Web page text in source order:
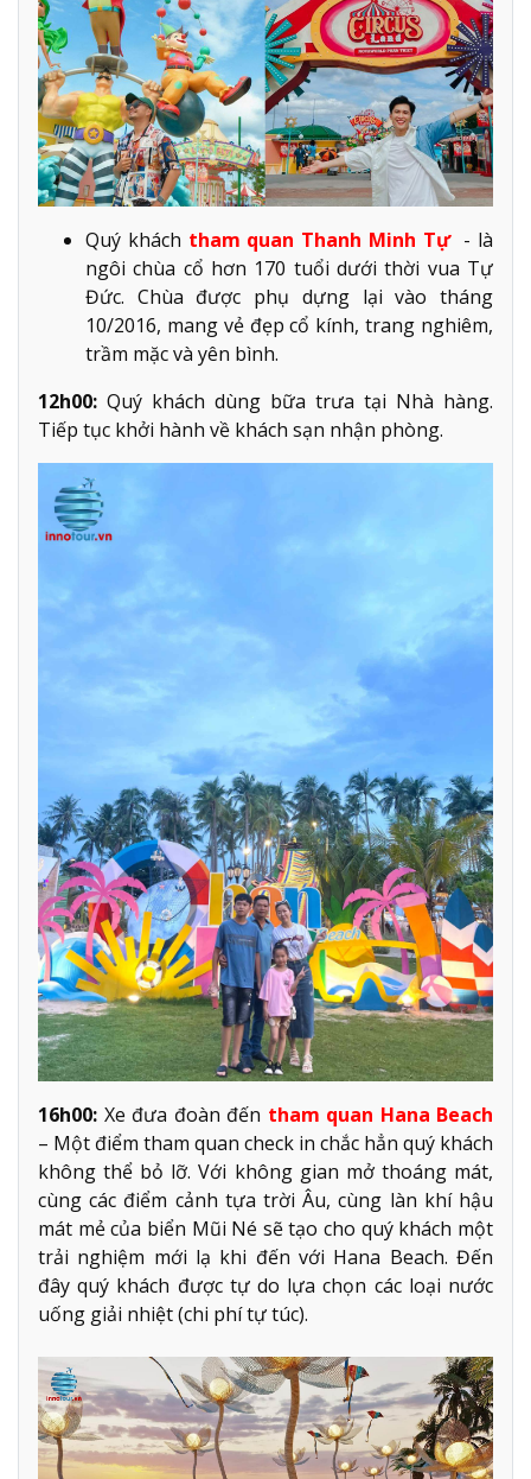
Quý khách tham quan Thanh Minh Tự - là
ngôi chùa cổ hơn 170 tuổi dưới thời vua Tự
Đức. Chùa được phụ dựng lại vào tháng
10/2016, mang vẻ đẹp cổ kính, trang nghiêm,
trầm mặc và yên bình.
12h00: Quý khách dùng bữa trưa tại Nhà hàng.
Tiếp tục khởi hành về khách sạn nhận phòng.
16h00: Xe đưa đoàn đến tham quan Hana Beach
– Một điểm tham quan check in chắc hẳn quý khách
không thể bỏ lỡ. Với không gian mở thoáng mát,
cùng các điểm cảnh tựa trời Âu, cùng làn khí hậu
mát mẻ của biển Mũi Né sẽ tạo cho quý khách một
trải nghiệm mới lạ khi đến với Hana Beach. Đến
đây quý khách được tự do lựa chọn các loại nước
uống giải nhiệt (chi phí tự túc).